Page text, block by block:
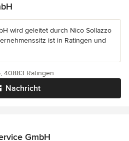
wird geleitet durch Nico Sollazzo
ist in Ratingen und
Nachricht
40883 Ratingen
GmbH